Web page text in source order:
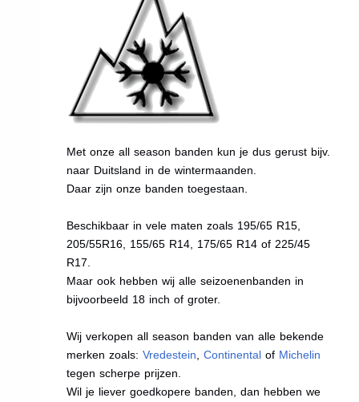
Met onze all season banden kun je dus gerust bijv.
naar Duitsland in de wintermaanden.
Daar zijn onze banden toegestaan.
Beschikbaar in vele maten zoals 195/65 R15,
205/55R16, 155/65 R14, 175/65 R14 of 225/45
R17.
Maar ook hebben wij alle seizoenenbanden in
bijvoorbeeld 18 inch of groter.
Wij verkopen all season banden van alle bekende
merken zoals:Vredestein ,Continental of Michelin
tegen scherpe prijzen.
Wil je liever goedkopere banden, dan hebben we